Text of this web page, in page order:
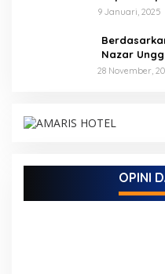
9 Januari, 2025
Nazar
Hanya 39
28 November,
OPINI
Berbasis Digital di
Di ADVETORIAL, BISNIS,
ARTIKEL, PEMERINTAHAN,